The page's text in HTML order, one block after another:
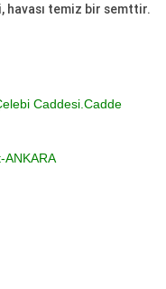
havası temiz bir semttir.
Caddesi.Cadde